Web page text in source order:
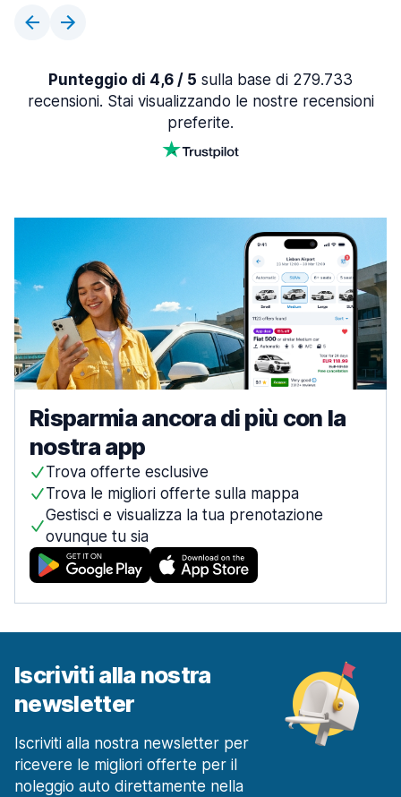
Punteggio di 4,6 / 5 sulla base di 279.733
recensioni. Stai visualizzando le nostre recensioni
preferite.
Risparmia ancora di più con la
nostra app
Trova offerte esclusive
Trova le migliori offerte sulla mappa
Gestisci e visualizza la tua prenotazione
ovunque tu sia
Iscriviti alla nostra
newsletter
Iscriviti alla nostra newsletter per
ricevere le migliori offerte per il
noleggio auto direttamente nella